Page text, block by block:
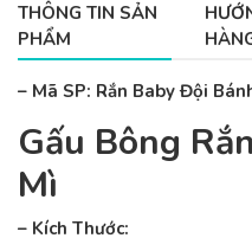
THÔNG TIN SẢN
PHẨM
– Mã SP: Rắn Baby Đội
Gấu Bông
Mì
– Kích Thước: